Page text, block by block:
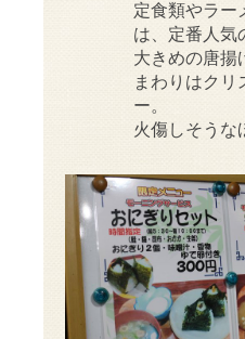
定食類やラー
は、定番人気
大きめの唐揚
まわりはク
ー。
火傷しそうな